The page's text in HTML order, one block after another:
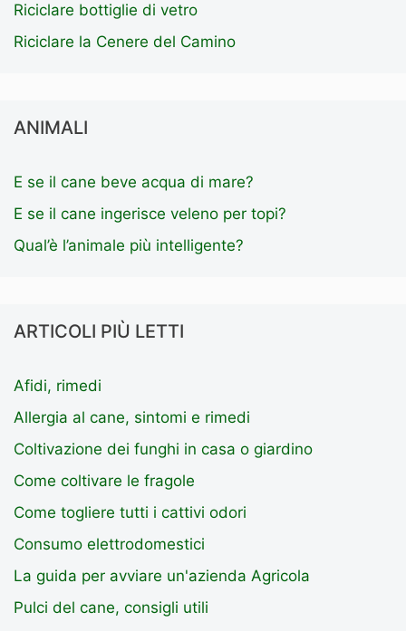
Riciclare bottiglie di vetro
Riciclare la Cenere del Camino
ANIMALI
E se il cane beve acqua di mare?
E se il cane ingerisce veleno per topi?
Qual’è l’animale più intelligente?
ARTICOLI PIÙ LETTI
Afidi, rimedi
Allergia al cane, sintomi e rimedi
Coltivazione dei funghi in casa o giardino
Come coltivare le fragole
Come togliere tutti i cattivi odori
Consumo elettrodomestici
La guida per avviare un'azienda Agricola
Pulci del cane, consigli utili